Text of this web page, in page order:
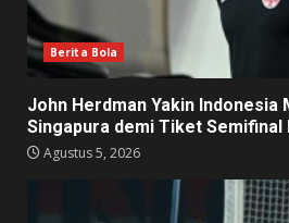
Berita Bola
John Herdman Yakin Indonesia
Singapura demi Tiket Semifinal
Agustus 5, 2026